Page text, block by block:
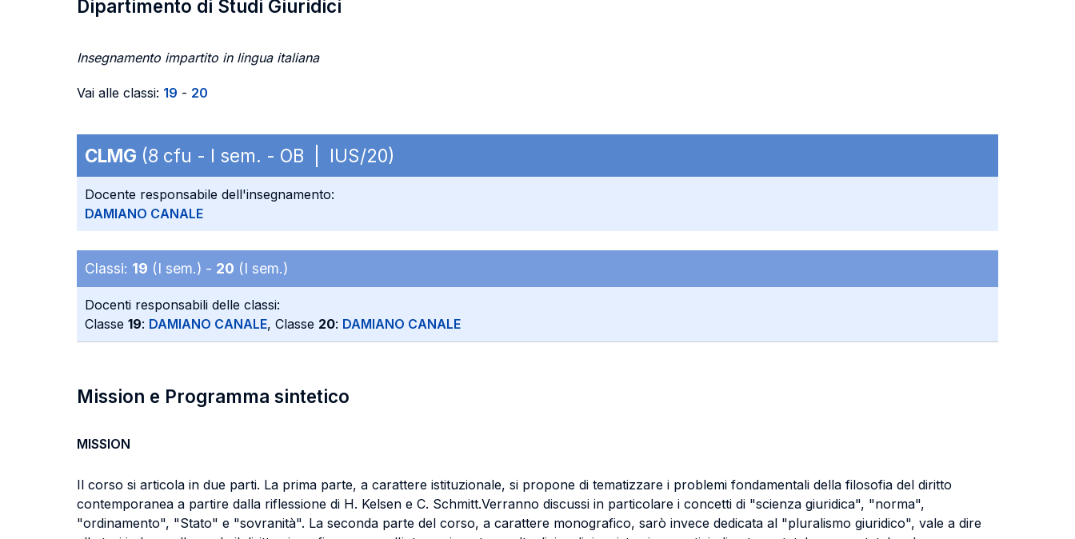
Dipartimento di Studi Giuridici
Insegnamento impartito in lingua italiana
Vai alle classi: 19 - 20
CLMG (8 cfu - I sem. - OB | IUS/20)
Docente responsabile dell'insegnamento:
DAMIANO CANALE
Classi: 19 (I sem.) - 20 (I sem.)
Docenti responsabili delle classi:
Classe 19: DAMIANO CANALE, Classe 20: DAMIANO CANALE
Mission e Programma sintetico
MISSION
Il corso si articola in due parti. La prima parte, a carattere istituzionale, si propone di tematizzare i problemi fondamentali della filosofia del diritto
contemporanea a partire dalla riflessione di H. Kelsen e C. Schmitt.Verranno discussi in particolare i concetti di "scienza giuridica", "norma",
"ordinamento", "Stato" e "sovranità". La seconda parte del corso, a carattere monografico, sarò invece dedicata al "pluralismo giuridico", vale a dire